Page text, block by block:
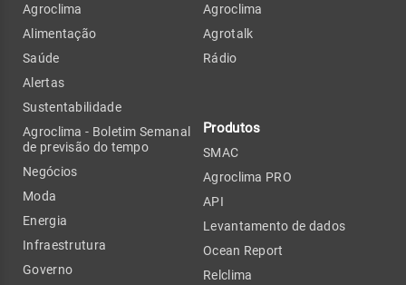
Agroclima
Alimentação
Saúde
Alertas
Sustentabilidade
Agroclima - Boletim Semanal
de previsão do tempo
Negócios
Moda
Energia
Infraestrutura
Governo
Agroclima
Agrotalk
Rádio
Produtos
SMAC
Agroclima PRO
API
Levantamento de dados
Ocean Report
Relclima